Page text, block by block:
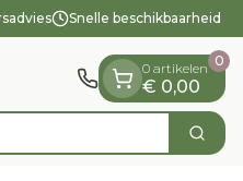
Snelle beschikbaarheid
Zoek
0 artikelen
€ 0,00
0